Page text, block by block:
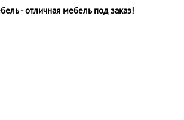
- отличная мебель под заказ!